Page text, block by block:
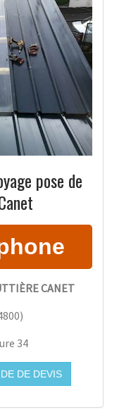
pose de
CANET
)
34
DE DEVIS